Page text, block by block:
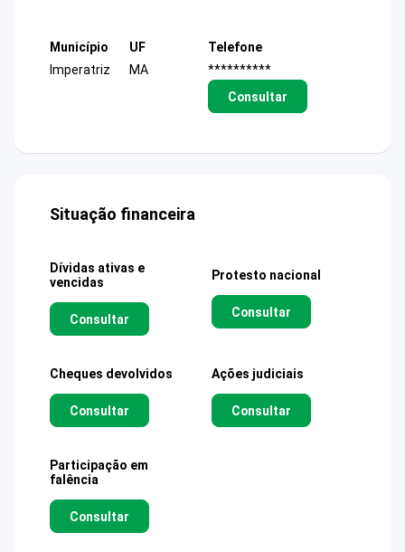
Município
Imperatriz
UF
MA
Telefone
**********
Consultar
Situação financeira
Dívidas ativas e
vencidas
Consultar
Protesto nacional
Consultar
Cheques devolvidos
Consultar
Ações judiciais
Consultar
Participação em
falência
Consultar